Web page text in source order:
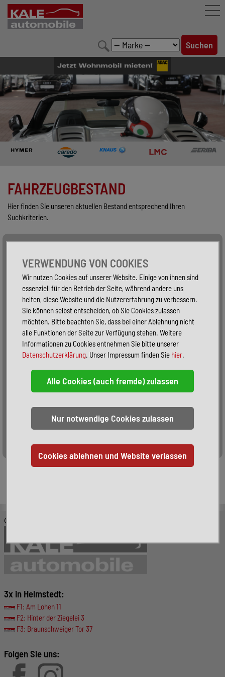
FAHRZEUGBESTAND
LEISTUNGEN
KONFIGURATOR
MARKENWELT
UNTERNEHMEN
FAHRZEUGBESTAND
Hier finden Sie unseren aktuellen Bestand entsprechend Ihren
Suchkriterien.
Alle Fahrzeuge
Sortieren:
© KALE-Automobile GmbH
3x in Helmstedt:
F1: Am Lohen 11
F2: Hinter der Ziegelei 3
F3: Braunschweiger Tor 37
Folgen Sie uns:
VERWENDUNG VON COOKIES
Wir nutzen Cookies auf unserer Website. Einige von ihnen sind
essenziell für den Betrieb der Seite, während andere uns
helfen, diese Website und die Nutzererfahrung zu verbessern.
Sie können selbst entscheiden, ob Sie Cookies zulassen
möchten. Bitte beachten Sie, dass bei einer Ablehnung nicht
alle Funktionen der Seite zur Verfügung stehen. Weitere
Informationen zu Cookies entnehmen Sie bitte unserer
Datenschutzerklärung. Unser Impressum finden Sie hier.